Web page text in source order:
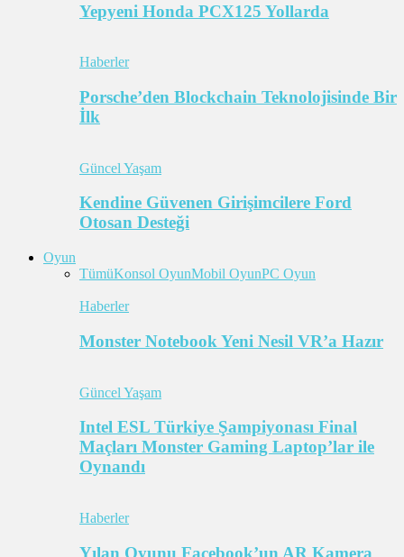
Yepyeni Honda PCX125 Yollarda
Haberler
Porsche’den Blockchain Teknolojisinde Bir
İlk
Güncel Yaşam
Kendine Güvenen Girişimcilere Ford
Otosan Desteği
Oyun
TümüKonsol OyunMobil OyunPC Oyun
Haberler
Monster Notebook Yeni Nesil VR’a Hazır
Güncel Yaşam
Intel ESL Türkiye Şampiyonası Final
Maçları Monster Gaming Laptop’lar ile
Oynandı
Haberler
Yılan Oyunu Facebook’un AR Kamera